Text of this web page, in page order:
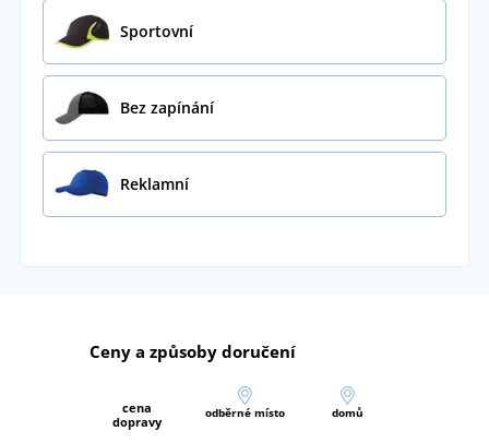
Sportovní
Bez zapínání
Reklamní
Ceny a způsoby doručení
cena
dopravy
odběrné místo domů